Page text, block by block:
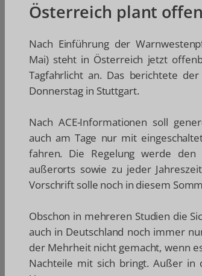
Österreich plant
Nach Einführung der
Mai) steht in Österreich jetzt
Tagfahrlicht an. Das berichtete
Donnerstag in Stuttgart.
Nach ACE-Informationen soll
auch am Tage nur mit
fahren. Die Regelung werde
außerorts sowie zu jeder
Vorschrift solle noch in diesem
Obschon in mehreren Studien die
auch in Deutschland noch immer
der Mehrheit nicht gemacht, wenn
Nachteile mit sich bringt. Außer in